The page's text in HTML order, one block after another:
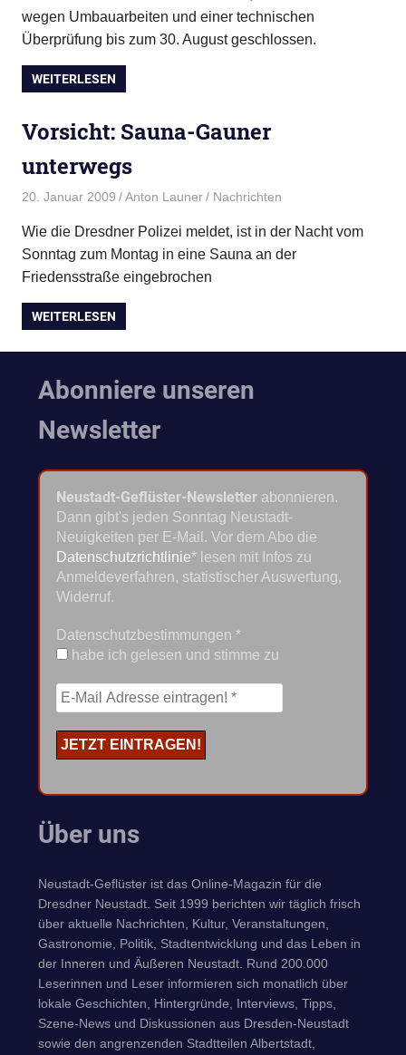
wegen Umbauarbeiten und einer technischen
Überprüfung bis zum 30. August geschlossen.
WEITERLESEN
Vorsicht: Sauna-Gauner
unterwegs
20. Januar 2009 Anton Launer Nachrichten
Wie die Dresdner Polizei meldet, ist in der Nacht vom
Sonntag zum Montag in eine Sauna an der
Friedensstraße eingebrochen
WEITERLESEN
Abonniere unseren
Newsletter
Neustadt-Geflüster-Newsletter abonnieren.
Dann gibt's jeden Sonntag Neustadt-
Neuigkeiten per E-Mail. Vor dem Abo die
Datenschutzrichtlinie* lesen mit Infos zu
Anmeldeverfahren, statistischer Auswertung,
Widerruf.
Datenschutzbestimmungen *
habe ich gelesen und stimme zu
Über uns
Neustadt-Geflüster ist das Online-Magazin für die
Dresdner Neustadt. Seit 1999 berichten wir täglich frisch
über aktuelle Nachrichten, Kultur, Veranstaltungen,
Gastronomie, Politik, Stadtentwicklung und das Leben in
der Inneren und Äußeren Neustadt. Rund 200.000
Leserinnen und Leser informieren sich monatlich über
lokale Geschichten, Hintergründe, Interviews, Tipps,
Szene-News und Diskussionen aus Dresden-Neustadt
sowie den angrenzenden Stadtteilen Albertstadt,